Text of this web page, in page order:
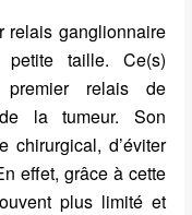
relais ganglionnaire
taille. Ce(s)
premier relais de
la tumeur. Son
chirurgical, d’éviter
effet, grâce à cette
plus limité et